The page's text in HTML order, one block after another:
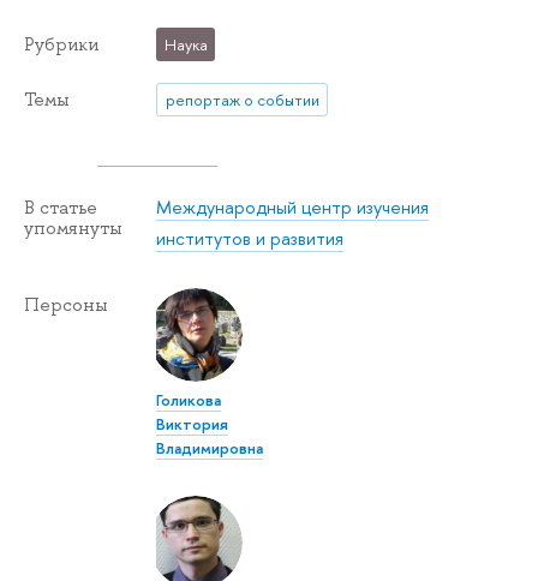
Рубрики Наука
Темы репортаж о событии
В статье
упомянуты
Международный центр изучения
институтов и развития
Персоны
Голикова
Виктория
Владимировна